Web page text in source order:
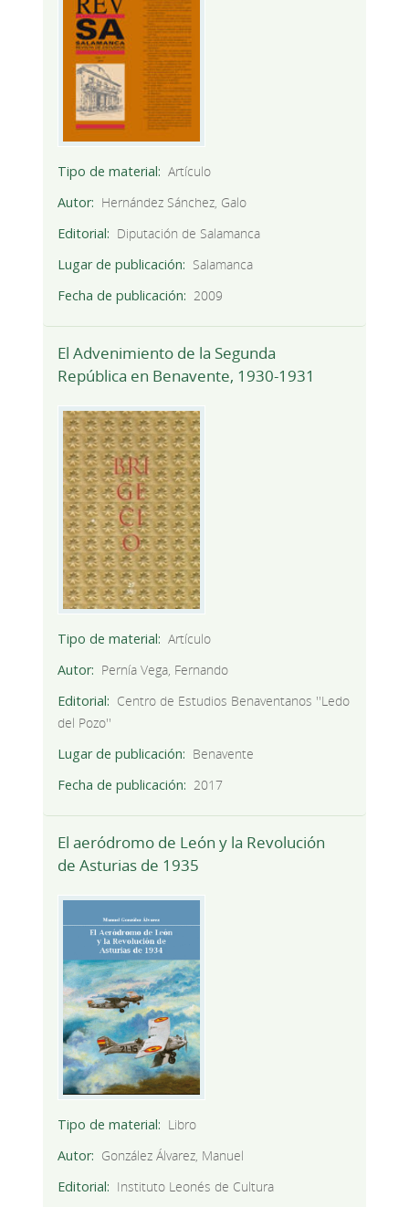
Tipo de material
Artículo
Autor
Hernández Sánchez, Galo
Editorial
Diputación de Salamanca
Lugar de publicación
Salamanca
Fecha de publicación
2009
El Advenimiento de la Segunda
República en Benavente, 1930-1931
Tipo de material
Artículo
Autor
Pernía Vega, Fernando
Editorial
Centro de Estudios Benaventanos ''Ledo
del Pozo''
Lugar de publicación
Benavente
Fecha de publicación
2017
El aeródromo de León y la Revolución
de Asturias de 1935
Tipo de material
Libro
Autor
González Álvarez, Manuel
Editorial
Instituto Leonés de Cultura